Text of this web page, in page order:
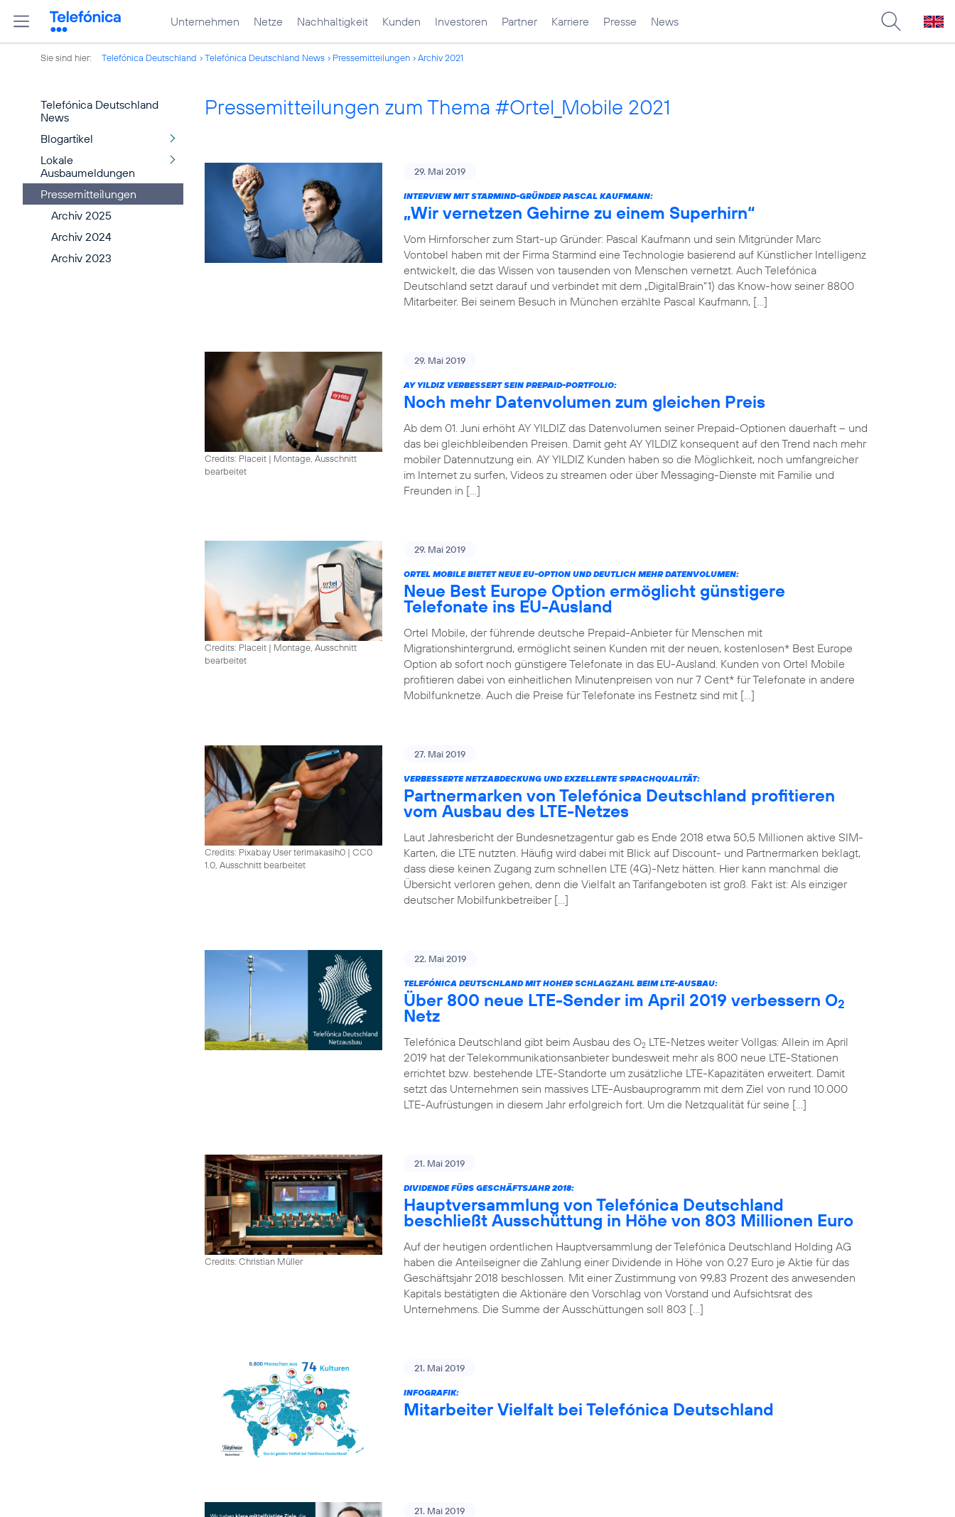
Unternehmen Netze Nachhaltigkeit Kunden Investoren Partner Karriere Presse News
Sie sind hier: Telefónica Deutschland Telefónica Deutschland News Pressemitteilungen Archiv 2021
Telefónica Deutschland
News
Blogartikel
Lokale
Ausbaumeldungen
Pressemitteilungen
Archiv 2025
Archiv 2024
Archiv 2023
Pressemitteilungen zum Thema #Ortel_Mobile 2021
29. Mai 2019
INTERVIEW MIT STARMIND-GRÜNDER PASCAL KAUFMANN:
„Wir vernetzen Gehirne zu einem Superhirn“
Vom Hirnforscher zum Start-up Gründer: Pascal Kaufmann und sein Mitgründer Marc
Vontobel haben mit der Firma Starmind eine Technologie basierend auf Künstlicher Intelligenz
entwickelt, die das Wissen von tausenden von Menschen vernetzt. Auch Telefónica
Deutschland setzt darauf und verbindet mit dem „DigitalBrain“1) das Know-how seiner 8800
Mitarbeiter. Bei seinem Besuch in München erzählte Pascal Kaufmann, […]
Credits: Placeit | Montage, Ausschnitt
bearbeitet
29. Mai 2019
AY YILDIZ VERBESSERT SEIN PREPAID-PORTFOLIO:
Noch mehr Datenvolumen zum gleichen Preis
Ab dem 01. Juni erhöht AY YILDIZ das Datenvolumen seiner Prepaid-Optionen dauerhaft – und
das bei gleichbleibenden Preisen. Damit geht AY YILDIZ konsequent auf den Trend nach mehr
mobiler Datennutzung ein. AY YILDIZ Kunden haben so die Möglichkeit, noch umfangreicher
im Internet zu surfen, Videos zu streamen oder über Messaging-Dienste mit Familie und
Freunden in […]
Credits: Placeit | Montage, Ausschnitt
bearbeitet
29. Mai 2019
ORTEL MOBILE BIETET NEUE EU-OPTION UND DEUTLICH MEHR DATENVOLUMEN:
Neue Best Europe Option ermöglicht günstigere
Telefonate ins EU-Ausland
Ortel Mobile, der führende deutsche Prepaid-Anbieter für Menschen mit
Migrationshintergrund, ermöglicht seinen Kunden mit der neuen, kostenlosen* Best Europe
Option ab sofort noch günstigere Telefonate in das EU-Ausland. Kunden von Ortel Mobile
profitieren dabei von einheitlichen Minutenpreisen von nur 7 Cent* für Telefonate in andere
Mobilfunknetze. Auch die Preise für Telefonate ins Festnetz sind mit […]
Credits: Pixabay User terimakasih0 | CC0
1.0, Ausschnitt bearbeitet
27. Mai 2019
VERBESSERTE NETZABDECKUNG UND EXZELLENTE SPRACHQUALITÄT:
Partnermarken von Telefónica Deutschland profitieren
vom Ausbau des LTE-Netzes
Laut Jahresbericht der Bundesnetzagentur gab es Ende 2018 etwa 50,5 Millionen aktive SIM-
Karten, die LTE nutzten. Häufig wird dabei mit Blick auf Discount- und Partnermarken beklagt,
dass diese keinen Zugang zum schnellen LTE (4G)-Netz hätten. Hier kann manchmal die
Übersicht verloren gehen, denn die Vielfalt an Tarifangeboten ist groß. Fakt ist: Als einziger
deutscher Mobilfunkbetreiber […]
22. Mai 2019
TELEFÓNICA DEUTSCHLAND MIT HOHER SCHLAGZAHL BEIM LTE-AUSBAU:
Über 800 neue LTE-Sender im April 2019 verbessern O2
Netz
Telefónica Deutschland gibt beim Ausbau des O2 LTE-Netzes weiter Vollgas: Allein im April
2019 hat der Telekommunikationsanbieter bundesweit mehr als 800 neue LTE-Stationen
errichtet bzw. bestehende LTE-Standorte um zusätzliche LTE-Kapazitäten erweitert. Damit
setzt das Unternehmen sein massives LTE-Ausbauprogramm mit dem Ziel von rund 10.000
LTE-Aufrüstungen in diesem Jahr erfolgreich fort. Um die Netzqualität für seine […]
Credits: Christian Müller
21. Mai 2019
DIVIDENDE FÜRS GESCHÄFTSJAHR 2018:
Hauptversammlung von Telefónica Deutschland
beschließt Ausschüttung in Höhe von 803 Millionen Euro
Auf der heutigen ordentlichen Hauptversammlung der Telefónica Deutschland Holding AG
haben die Anteilseigner die Zahlung einer Dividende in Höhe von 0,27 Euro je Aktie für das
Geschäftsjahr 2018 beschlossen. Mit einer Zustimmung von 99,83 Prozent des anwesenden
Kapitals bestätigten die Aktionäre den Vorschlag von Vorstand und Aufsichtsrat des
Unternehmens. Die Summe der Ausschüttungen soll 803 […]
21. Mai 2019
INFOGRAFIK:
Mitarbeiter Vielfalt bei Telefónica Deutschland
21. Mai 2019